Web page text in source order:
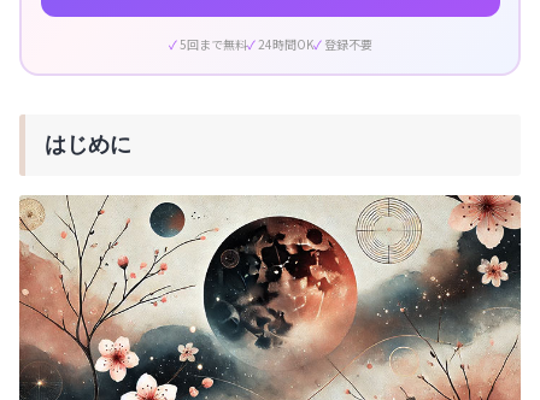
5回まで無料 24時間OK 登録不要
はじめに